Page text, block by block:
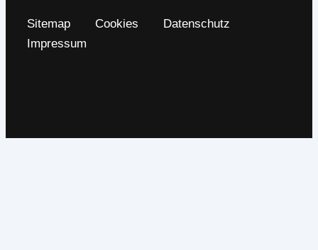
Sitemap Cookies
Datenschutz
Impressum